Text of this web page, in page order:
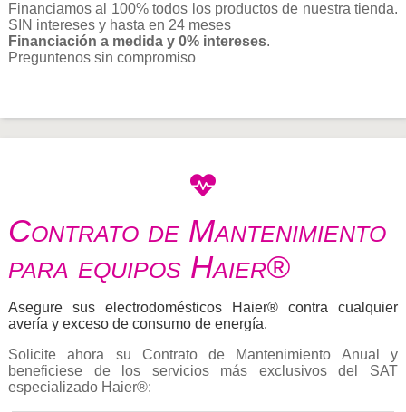
Financiamos al 100% todos los productos de nuestra tienda.
SIN intereses y hasta en 24 meses
Financiación a medida y 0% intereses.
Preguntenos sin compromiso
Contrato de Mantenimiento
para equipos Haier®
Asegure sus electrodomésticos Haier® contra cualquier
avería y exceso de consumo de energía.
Solicite ahora su Contrato de Mantenimiento Anual y
beneficiese de los servicios más exclusivos del SAT
especializado Haier®: